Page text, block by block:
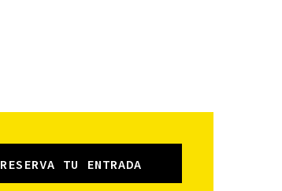
RESERVA TU ENTRADA